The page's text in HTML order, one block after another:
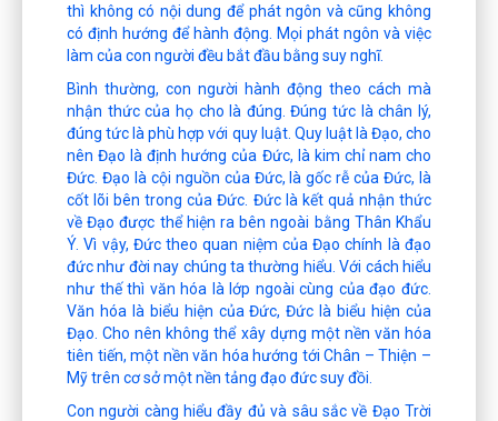
thì không có nội dung để phát ngôn và cũng không
có định hướng để hành động. Mọi phát ngôn và việc
làm của con người đều bắt đầu bằng suy nghĩ.
Bình thường, con người hành động theo cách mà
nhận thức của họ cho là đúng. Đúng tức là chân lý,
đúng tức là phù hợp với quy luật. Quy luật là Đạo, cho
nên Đạo là định hướng của Đức, là kim chỉ nam cho
Đức. Đạo là cội nguồn của Đức, là gốc rễ của Đức, là
cốt lõi bên trong của Đức. Đức là kết quả nhận thức
về Đạo được thể hiện ra bên ngoài bằng Thân Khẩu
Ý. Vì vậy, Đức theo quan niệm của Đạo chính là đạo
đức như đời nay chúng ta thường hiểu. Với cách hiểu
như thế thì văn hóa là lớp ngoài cùng của đạo đức.
Văn hóa là biểu hiện của Đức, Đức là biểu hiện của
Đạo. Cho nên không thể xây dựng một nền văn hóa
tiên tiến, một nền văn hóa hướng tới Chân – Thiện –
Mỹ trên cơ sở một nền tảng đạo đức suy đồi.
Con người càng hiểu đầy đủ và sâu sắc về Đạo Trời